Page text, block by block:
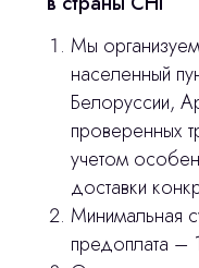
Мы
населенный
Белоруссии,
проверенных
учетом
доставки
Минимальная
предоплата –
сделано
Политика
stasicus